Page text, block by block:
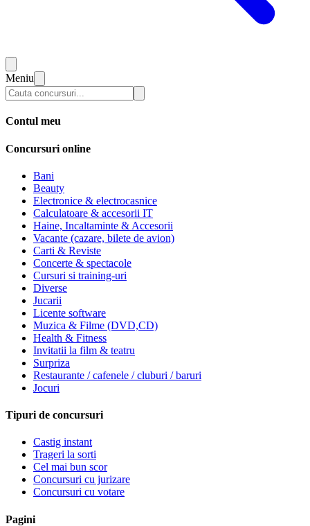
Meniu
Contul meu
Concursuri online
Bani
Beauty
Electronice & electrocasnice
Calculatoare & accesorii IT
Haine, Incaltaminte & Accesorii
Vacante (cazare, bilete de avion)
Carti & Reviste
Concerte & spectacole
Cursuri si training-uri
Diverse
Jucarii
Licente software
Muzica & Filme (DVD,CD)
Health & Fitness
Invitatii la film & teatru
Surpriza
Restaurante / cafenele / cluburi / baruri
Jocuri
Tipuri de concursuri
Castig instant
Trageri la sorti
Cel mai bun scor
Concursuri cu jurizare
Concursuri cu votare
Pagini